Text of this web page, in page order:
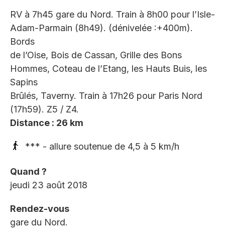
RV à 7h45 gare du Nord. Train à 8h00 pour l’Isle-
Adam-Parmain (8h49). (dénivelée :+400m).
Bords
de l’Oise, Bois de Cassan, Grille des Bons
Hommes, Coteau de l’Etang, les Hauts Buis, les
Sapins
Brûlés, Taverny. Train à 17h26 pour Paris Nord
(17h59). Z5 / Z4.
Distance : 26 km
*** - allure soutenue de 4,5 à 5 km/h
Quand ?
jeudi 23 août 2018
Rendez-vous
gare du Nord.